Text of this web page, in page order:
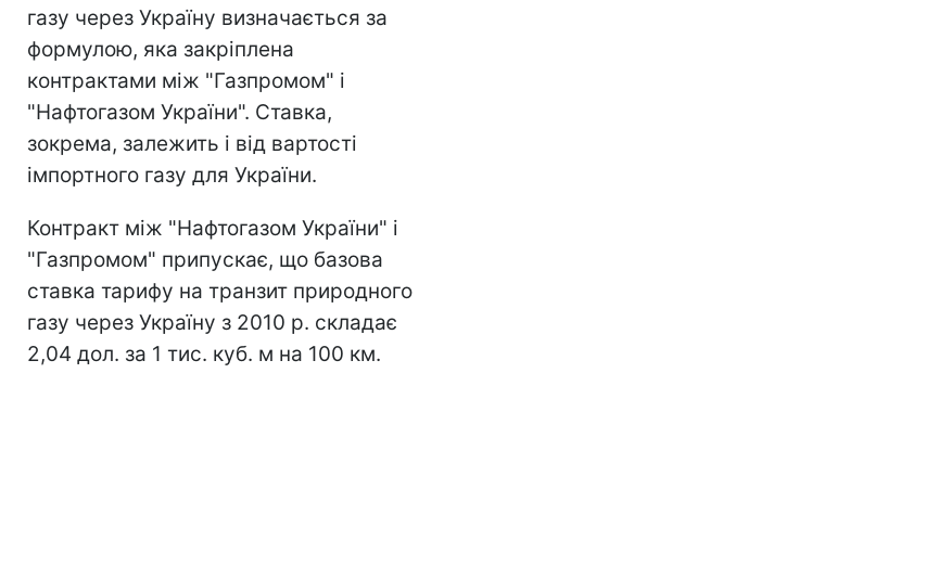
газу через Україну визначається за
формулою, яка закріплена
контрактами між "Газпромом" і
"Нафтогазом України". Ставка,
зокрема, залежить і від вартості
імпортного газу для України.
Контракт між "Нафтогазом України" і
"Газпромом" припускає, що базова
ставка тарифу на транзит природного
газу через Україну з 2010 р. складає
2,04 дол. за 1 тис. куб. м на 100 км.